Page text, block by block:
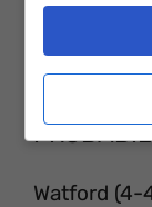
Watford (4-